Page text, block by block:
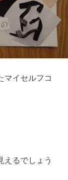
マイセルフコ
るでしょう